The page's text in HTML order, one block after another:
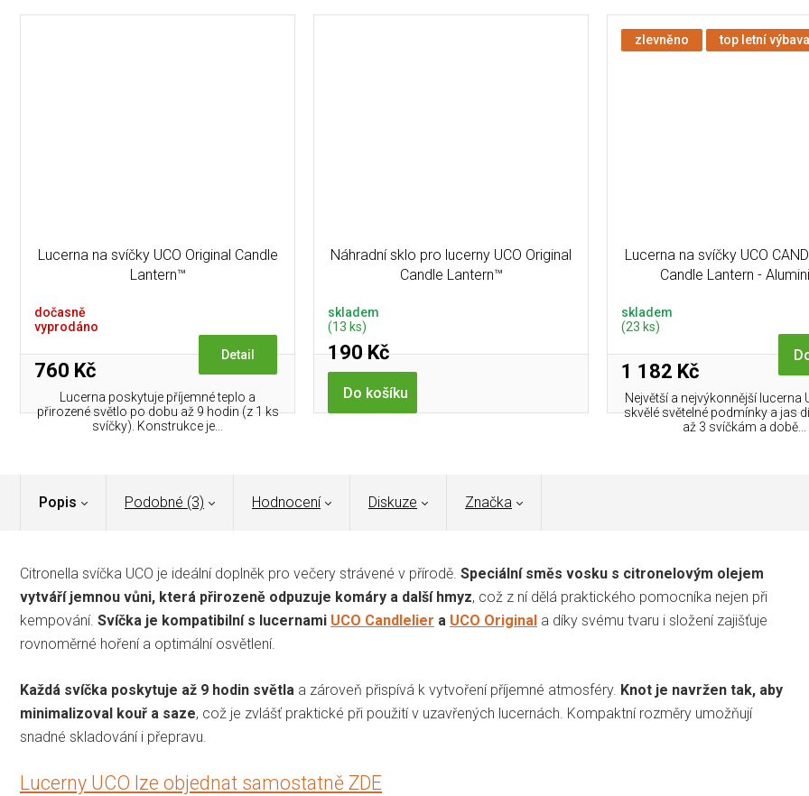
Lucerna na svíčky UCO Original Candle
Lantern™
dočasně
vyprodáno
760 Kč
Detail
Lucerna poskytuje příjemné teplo a
přirozené světlo po dobu až 9 hodin (z 1 ks
svíčky). Konstrukce je...
Náhradní sklo pro lucerny UCO Original
Candle Lantern™
skladem
(13 ks)
190 Kč
Do košíku
zlevněno top letní výbava
Lucerna na svíčky UCO
Candle Lantern -
skladem
(23 ks)
1 182 Kč
Největší a nejvýkonnější lucerna
skvělé světelné podmínky a jas
až 3 svíčkám a době...
Popis Podobné (3) Hodnocení Diskuze Značka
Citronella svíčka UCO je ideální doplněk pro večery strávené v přírodě. Speciální směs vosku s citronelovým olejem
vytváří jemnou vůni, která přirozeně odpuzuje komáry a další hmyz, což z ní dělá praktického pomocníka nejen při
kempování. Svíčka je kompatibilní s lucernami UCO Candlelier a UCO Original a díky svému tvaru i složení zajišťuje
rovnoměrné hoření a optimální osvětlení.
Každá svíčka poskytuje až 9 hodin světla a zároveň přispívá k vytvoření příjemné atmosféry. Knot je navržen tak, aby
minimalizoval kouř a saze, což je zvlášť praktické při použití v uzavřených lucernách. Kompaktní rozměry umožňují
snadné skladování i přepravu.
Lucerny UCO lze objednat samostatně ZDE